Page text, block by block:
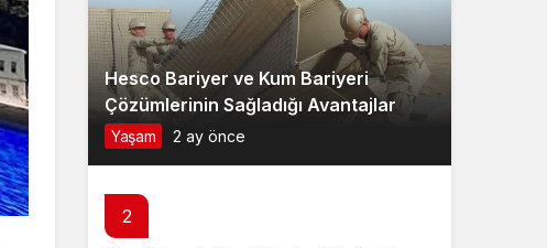
Hesco Bariyer ve Kum Bariyeri
Çözümlerinin Sağladığı Avantajlar
Yaşam 2 ay önce
2